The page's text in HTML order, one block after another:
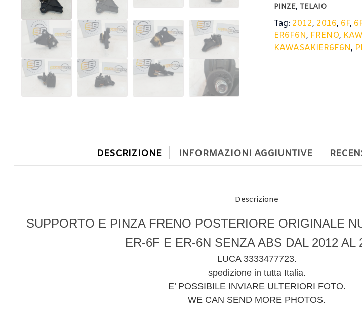
PINZE, TELAIO
Tag: 2012, 2016, 6F,
ER6F6N, FRENO,
KAWASAKIER6F6N,
DESCRIZIONE INFORMAZIONI AGGIUNTIVE
Descrizione
SUPPORTO E PINZA FRENO POSTERIORE ORIGINALE
ER-6F E ER-6N SENZA ABS DAL 2012 AL
LUCA 3333477723.
spedizione in tutta Italia.
E’ POSSIBILE INVIARE ULTERIORI FOTO.
WE CAN SEND MORE PHOTOS.